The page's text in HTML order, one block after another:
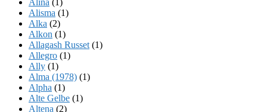
Alisma (1)
Alka (2)
Alkon (1)
Allagash Russet (1)
Allegro (1)
Ally (1)
Alma (1978) (1)
Alpha (1)
Alte Gelbe (1)
Altena (2)